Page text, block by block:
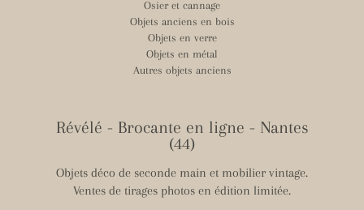
Osier et cannage
Objets anciens en bois
Objets en verre
Objets en métal
Autres objets anciens
Révélé - Brocante en ligne - Nantes
(44)
Objets déco de seconde main et mobilier vintage.
Ventes de tirages photos en édition limitée.